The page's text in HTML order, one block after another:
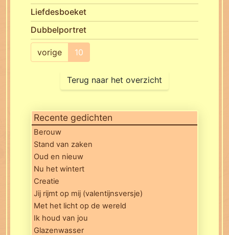
Recente gedichten
Berouw
Stand van zaken
Oud en nieuw
Nu het wintert
Creatie
Jij rijmt op mij (valentijnsversje)
Met het licht op de wereld
Ik houd van jou
Glazenwasser
Liefdesboeket
Dubbelportret
vorige 10
Terug naar het overzicht